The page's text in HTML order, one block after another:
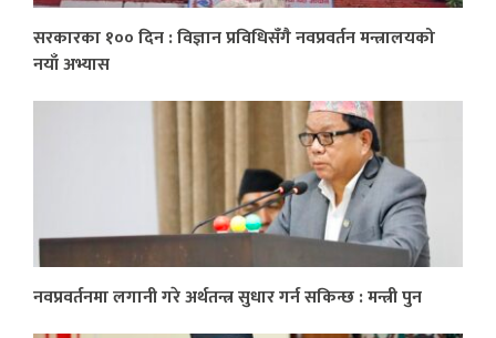
सरकारका १०० दिन : विज्ञान प्रविधिसँगै नवप्रवर्तन मन्त्रालयको
नयाँ अभ्यास
नवप्रवर्तनमा लगानी गरे अर्थतन्त्र सुधार गर्न सकिन्छ : मन्त्री पुन